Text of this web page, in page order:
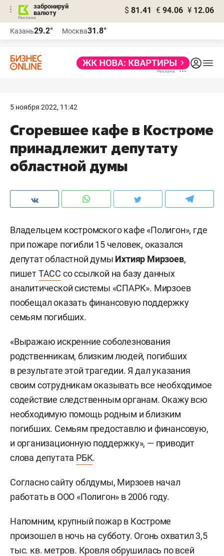
забронируй
валюту
$ 81.41 € 94.06 ¥ 12.06
Казань29.2° Москва31.8°
5 ноября 2022, 11:42
Сгоревшее кафе в Костроме
принадлежит депутату
областной думы
Владельцем костромского кафе «Полигон», где
при пожаре погибли 15 человек, оказался
депутат областной думы Ихтияр Мирзоев,
пишетТАСС со ссылкой на базу данных
аналитической системы «СПАРК». Мирзоев
пообещал оказать финансовую поддержку
семьям погибших.
«Выражаю искренние соболезнования
родственникам, близким людей, погибших
в результате этой трагедии. Я дал указания
своим сотрудникам оказывать все необходимое
содействие следственным органам. Окажу всю
необходимую помощь родным и близким
погибших. Семьям предоставлю и финансовую,
и организационную поддержку», — приводит
слова депутата РБК.
Согласно сайту облдумы, Мирзоев начал
работать в ООО «Полигон» в 2006 году.
Напомним, крупный пожар в Костроме
произошел в ночь на субботу. Огонь охватил 3,5
тыс. кв. метров. Кровля обрушилась по всей